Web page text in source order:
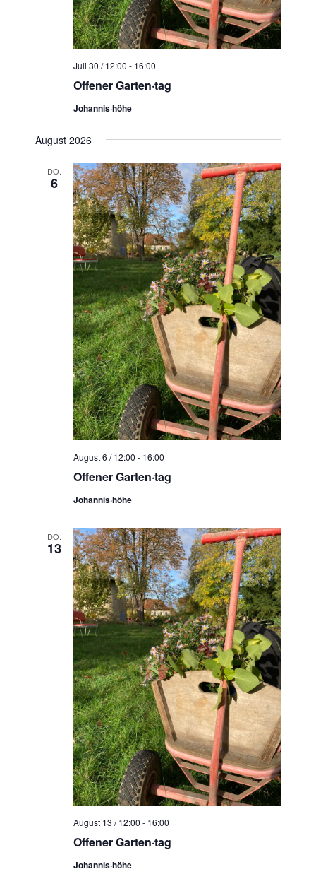
a
v
i
o
n
Offener Garten·tag
Juli 30 / 12:00 - 16:00
Johannis·höhe
August 2026
DO.
6
Offener Garten·tag
August 6 / 12:00 - 16:00
Johannis·höhe
DO.
13
Offener Garten·tag
August 13 / 12:00 - 16:00
Johannis·höhe